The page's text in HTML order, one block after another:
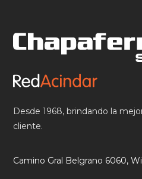
Desde 1968, brindando la
cliente.
Camino Gral Belgrano 6060,